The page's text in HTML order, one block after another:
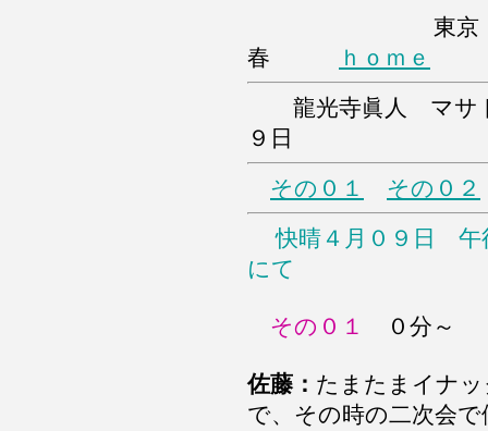
東
春
ｈｏｍｅ
龍光寺眞人 マ
９日
その０１
その０２
快晴４月０９日
にて
その０１ ０分～
佐藤： たまたまイナ
で、その時の二次会